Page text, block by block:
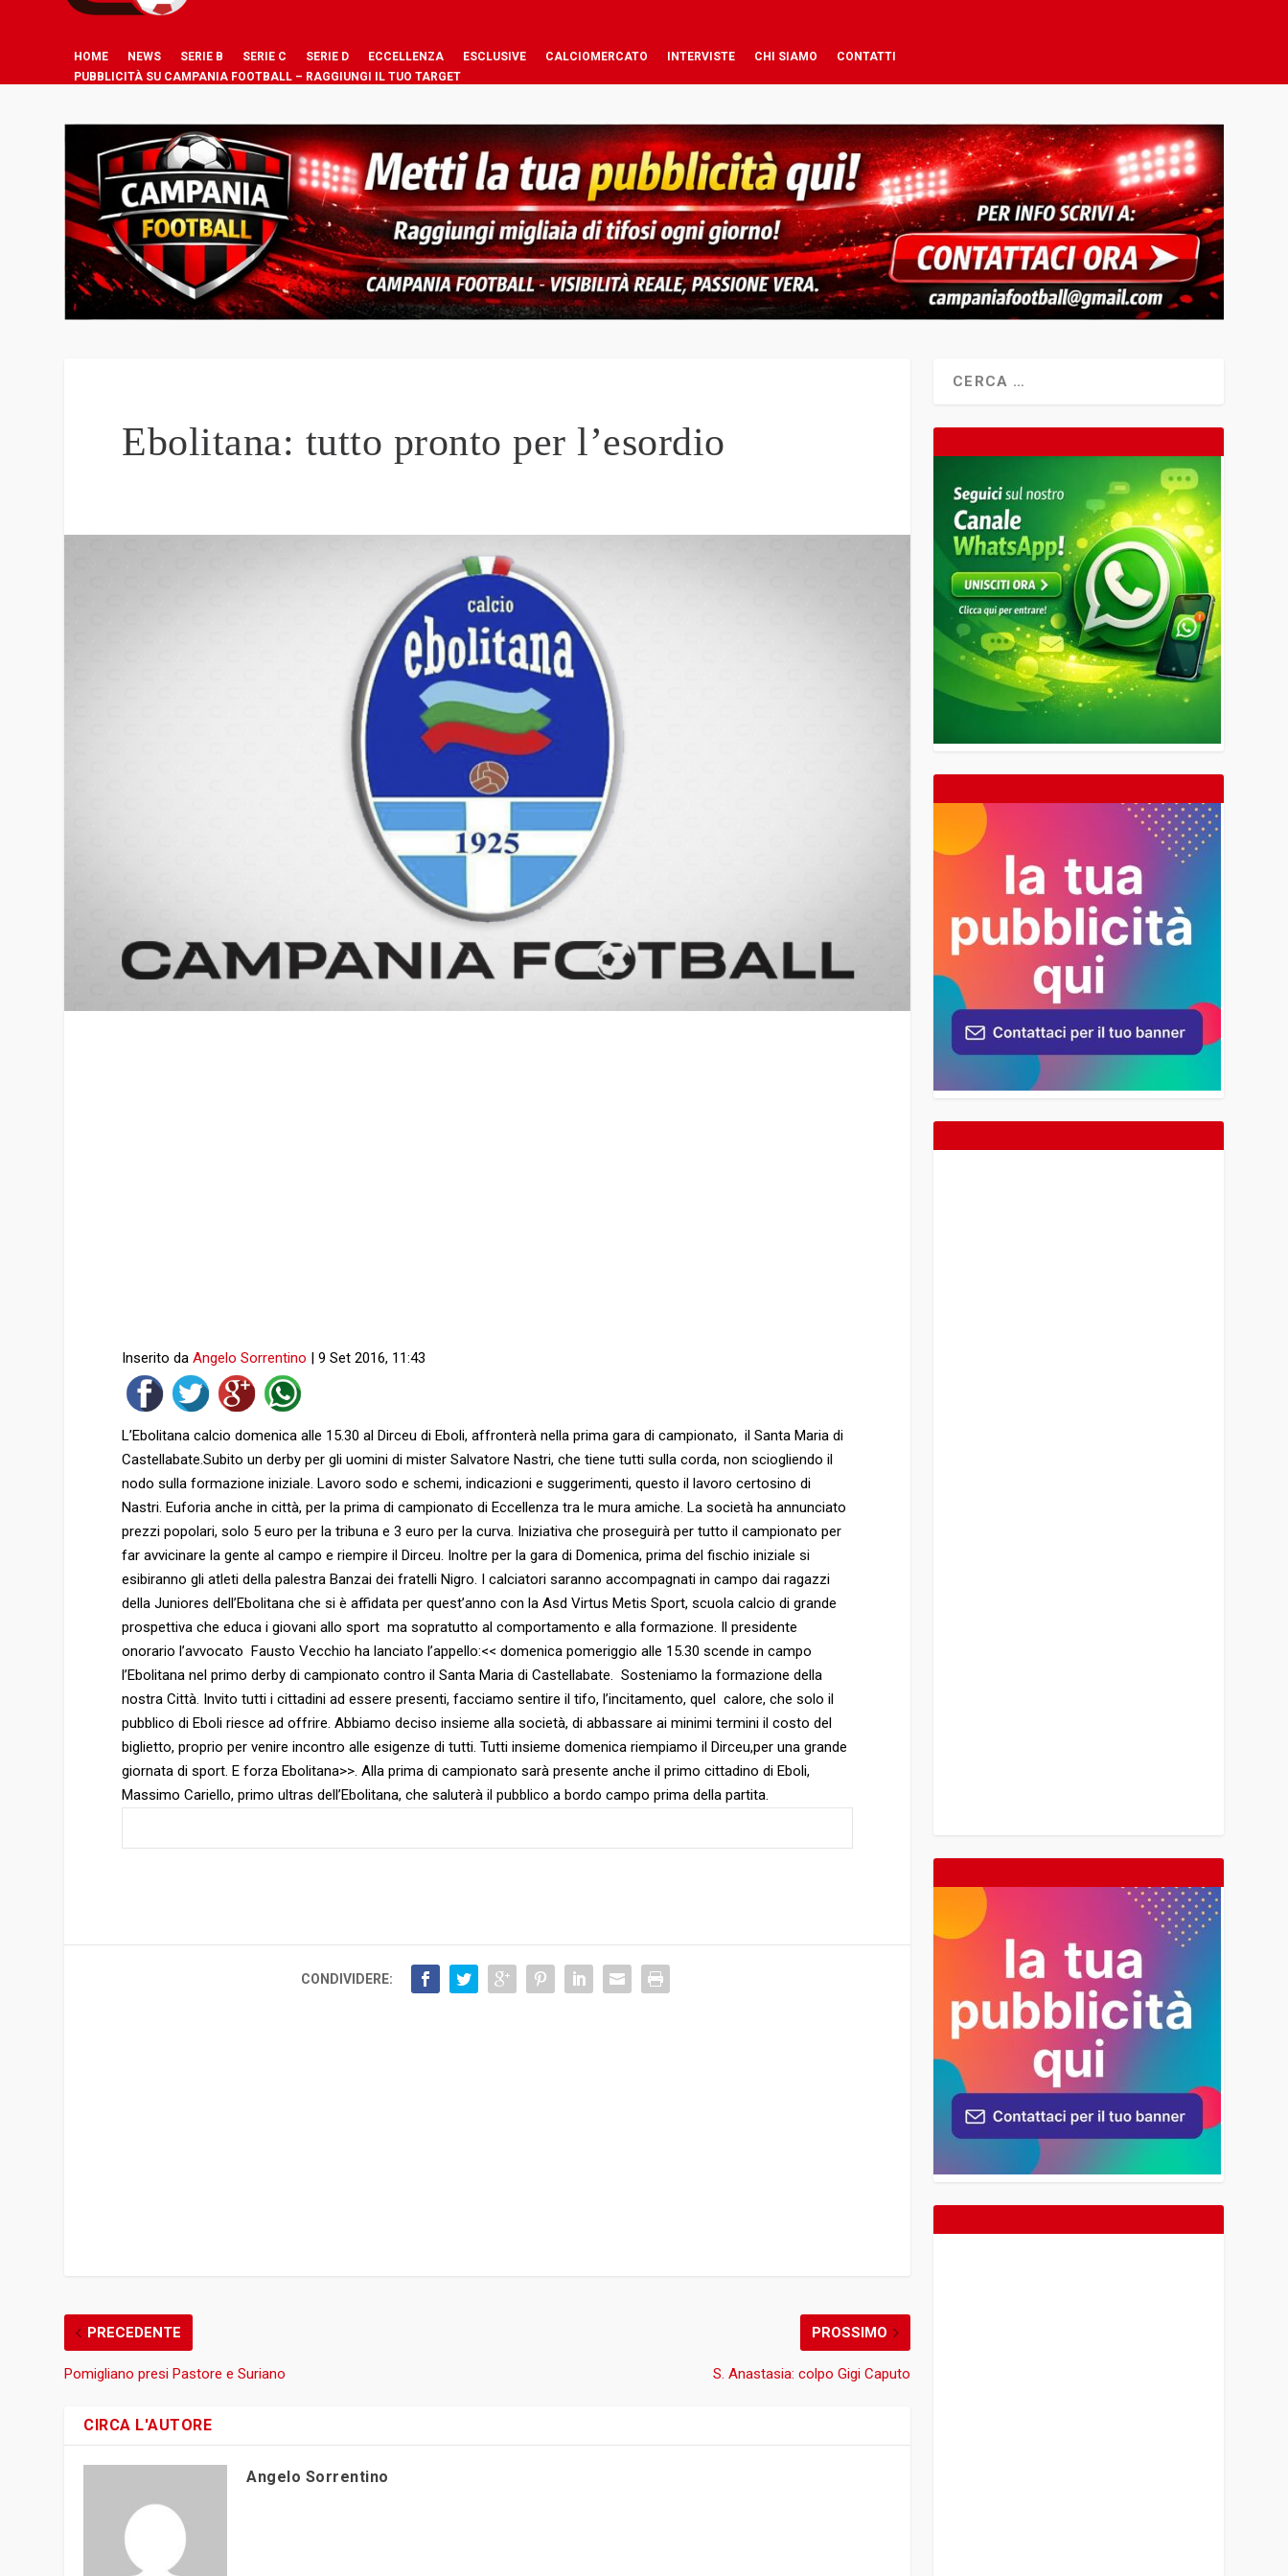
HOME NEWS SERIE B SERIE C SERIE D ECCELLENZA ESCLUSIVE CALCIOMERCATO INTERVISTE CHI SIAMO
CONTATTI
PUBBLICITÀ SU CAMPANIA FOOTBALL – RAGGIUNGI IL TUO TARGET
Ebolitana: tutto pronto per l’esordio
Inserito daAngelo Sorrentino |9 Set 2016, 11:43
L’Ebolitana calcio domenica alle 15.30 al Dirceu di Eboli, affronterà nella prima gara di campionato, il Santa Maria di
Castellabate.Subito un derby per gli uomini di mister Salvatore Nastri, che tiene tutti sulla corda, non sciogliendo il
nodo sulla formazione iniziale. Lavoro sodo e schemi, indicazioni e suggerimenti, questo il lavoro certosino di
Nastri. Euforia anche in città, per la prima di campionato di Eccellenza tra le mura amiche. La società ha annunciato
prezzi popolari, solo 5 euro per la tribuna e 3 euro per la curva. Iniziativa che proseguirà per tutto il campionato per
far avvicinare la gente al campo e riempire il Dirceu. Inoltre per la gara di Domenica, prima del fischio iniziale si
esibiranno gli atleti della palestra Banzai dei fratelli Nigro. I calciatori saranno accompagnati in campo dai ragazzi
della Juniores dell’Ebolitana che si è affidata per quest’anno con la Asd Virtus Metis Sport, scuola calcio di grande
prospettiva che educa i giovani allo sport ma sopratutto al comportamento e alla formazione. Il presidente
onorario l’avvocato Fausto Vecchio ha lanciato l’appello:<< domenica pomeriggio alle 15.30 scende in campo
l’Ebolitana nel primo derby di campionato contro il Santa Maria di Castellabate. Sosteniamo la formazione della
nostra Città. Invito tutti i cittadini ad essere presenti, facciamo sentire il tifo, l’incitamento, quel calore, che solo il
pubblico di Eboli riesce ad offrire. Abbiamo deciso insieme alla società, di abbassare ai minimi termini il costo del
biglietto, proprio per venire incontro alle esigenze di tutti. Tutti insieme domenica riempiamo il Dirceu,per una grande
giornata di sport. E forza Ebolitana>>. Alla prima di campionato sarà presente anche il primo cittadino di Eboli,
Massimo Cariello, primo ultras dell’Ebolitana, che saluterà il pubblico a bordo campo prima della partita.
CONDIVIDERE:
PRECEDENTE
Pomigliano presi Pastore e Suriano
PROSSIMO
S. Anastasia: colpo Gigi Caputo
CIRCA L'AUTORE
Angelo Sorrentino